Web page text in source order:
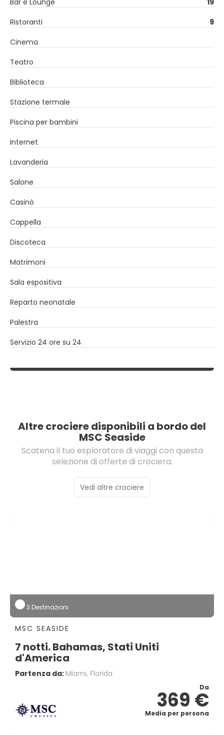
Bar e Lounge
19
Ristoranti
9
Cinema
Teatro
Biblioteca
Stazione termale
Piscina per bambini
Internet
Lavanderia
Salone
Casinò
Cappella
Discoteca
Matrimoni
Sala espositiva
Reparto neonatale
Palestra
Servizio 24 ore su 24
Altre crociere disponibili a bordo del
MSC Seaside
Scatena il tuo esploratore di viaggi con questa
selezione di offerte di crociera.
Vedi altre crociere
3 Destinazioni
MSC SEASIDE
7 notti. Bahamas, Stati Uniti
d'America
Partenza da: Miami, Florida
Da
369 €
Media per persona